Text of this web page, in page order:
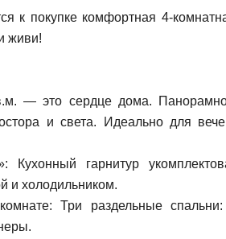
к покупке комфортная 4-
живи!
— это сердце дома.
и света. Идеально для
Кухонный гарнитур
и холодильником.
Три раздельные